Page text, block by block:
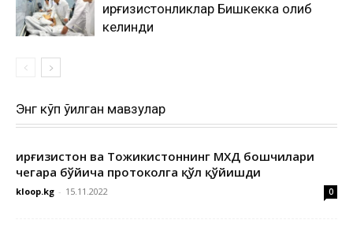
қирғизистонликлар Бишкекка олиб
келинди
Энг кўп ўқилган мавзулар
Қирғизистон ва Тожикистоннинг МХДҚ бошчилари
чегара бўйича протоколга қўл қўйишди
kloop.kg - 15.11.2022 0